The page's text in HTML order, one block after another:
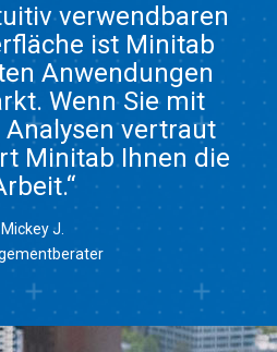
verwendbaren
ist Minitab
Anwendungen
Wenn Sie mit
vertraut
Minitab Ihnen die
Mickey J.